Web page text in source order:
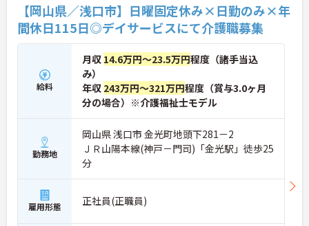
【岡山県／浅口市】日曜固定休み×日勤のみ×年
間休日115日◎デイサービスにて介護職募集
給料
月収 14.6万円～23.5万円程度（諸手当込
み）
年収 243万円～321万円程度（賞与3.0ヶ月
分の場合）※介護福祉士モデル
勤務地
岡山県 浅口市 金光町地頭下281－2
ＪＲ山陽本線(神戸－門司)「金光駅」徒歩25
分
雇用形態 正社員(正職員)